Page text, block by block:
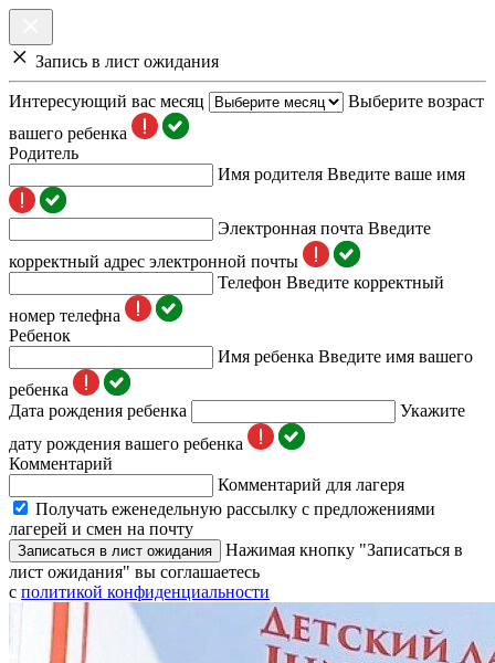
Запись в лист ожидания
Интересующий вас месяц
Выберите возраст
вашего ребенка
Родитель
Имя родителя Введите ваше имя
Электронная почта Введите
корректный адрес электронной почты
Телефон Введите корректный
номер телефна
Ребенок
Имя ребенка Введите имя вашего
ребенка
Дата рождения ребенка
Укажите
дату рождения вашего ребенка
Комментарий
Комментарий для лагеря
Получать еженедельную рассылку с предложениями
лагерей и смен на почту
Записаться в лист ожидания
Нажимая кнопку "Записаться в
лист ожидания" вы соглашаетесь
с политикой конфиденциальности